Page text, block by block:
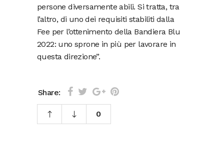
persone diversamente abili. Si tratta, tra
l’altro, di uno dei requisiti stabiliti dalla
Fee per l’ottenimento della Bandiera Blu
2022: uno sprone in più per lavorare in
questa direzione”.
Share:
0